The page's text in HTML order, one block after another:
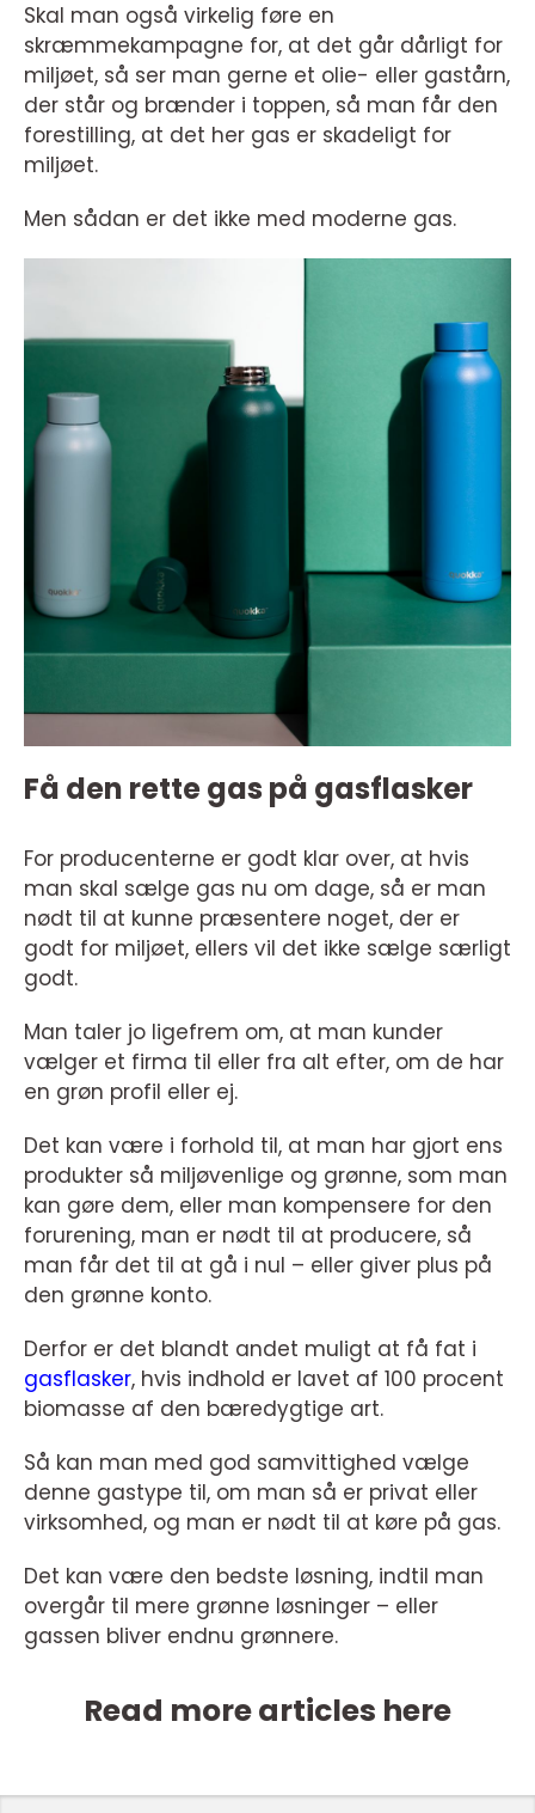
Skal man også virkelig føre en
skræmmekampagne for, at det går dårligt for
miljøet, så ser man gerne et olie- eller gastårn,
der står og brænder i toppen, så man får den
forestilling, at det her gas er skadeligt for
miljøet.
Men sådan er det ikke med moderne gas.
Få den rette gas på gasflasker
For producenterne er godt klar over, at hvis
man skal sælge gas nu om dage, så er man
nødt til at kunne præsentere noget, der er
godt for miljøet, ellers vil det ikke sælge særligt
godt.
Man taler jo ligefrem om, at man kunder
vælger et firma til eller fra alt efter, om de har
en grøn profil eller ej.
Det kan være i forhold til, at man har gjort ens
produkter så miljøvenlige og grønne, som man
kan gøre dem, eller man kompensere for den
forurening, man er nødt til at producere, så
man får det til at gå i nul – eller giver plus på
den grønne konto.
Derfor er det blandt andet muligt at få fat i
gasflasker, hvis indhold er lavet af 100 procent
biomasse af den bæredygtige art.
Så kan man med god samvittighed vælge
denne gastype til, om man så er privat eller
virksomhed, og man er nødt til at køre på gas.
Det kan være den bedste løsning, indtil man
overgår til mere grønne løsninger – eller
gassen bliver endnu grønnere.
Read more articles here